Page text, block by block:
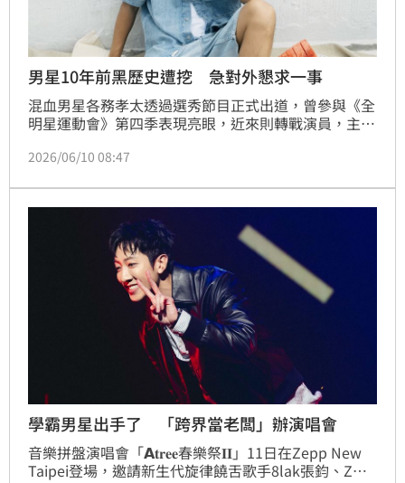
男星10年前黑歷史遭挖 急對外懇求一事
混血男星各務孝太透過選秀節目正式出道，曾參與《全
明星運動會》第四季表現亮眼，近來則轉戰演員，主演
務孝太，遭到粉絲挖出10年前的黑歷史，對此，他也緊
2026/06/10 08:47
學霸男星出手了 「跨界當老闆」辦演唱會
音樂拼盤演唱會「𝗔𝐭𝐫𝐞𝐞春樂祭𝐈𝐈」11日在Zepp New
Taipei登場，邀請新生代旋律饒舌歌手8lak張鈞、Z世